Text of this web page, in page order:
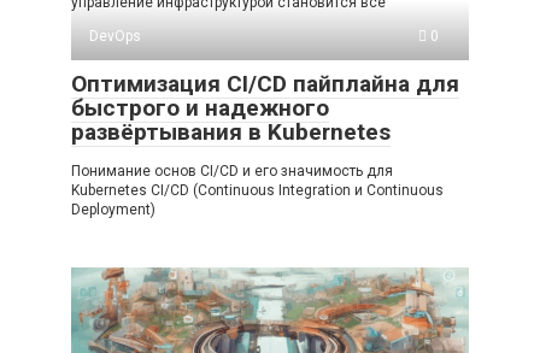
DevOps
0
Оптимизация CI/CD пайплайна для
быстрого и надежного
развёртывания в Kubernetes
Понимание основ CI/CD и его значимость для
Kubernetes CI/CD (Continuous Integration и Continuous
Deployment)